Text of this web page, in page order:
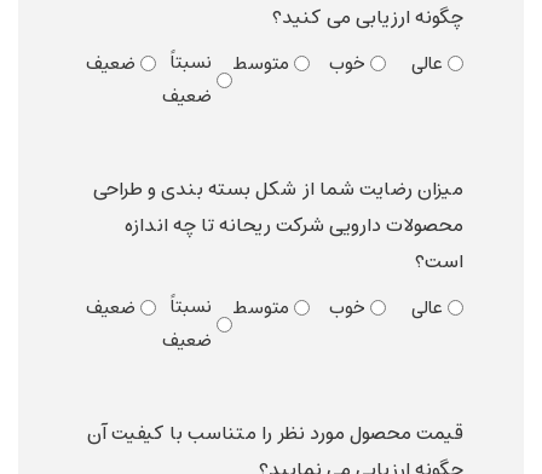
چگونه ارزیابی می کنید؟
عالی خوب متوسط
نسبتاً
ضعیف
ضعیف
میزان رضایت شما از شکل بسته بندی و طراحی
محصولات دارویی شرکت ریحانه تا چه اندازه
است؟
عالی خوب متوسط
نسبتاً
ضعیف
ضعیف
قیمت محصول مورد نظر را متناسب با کیفیت آن